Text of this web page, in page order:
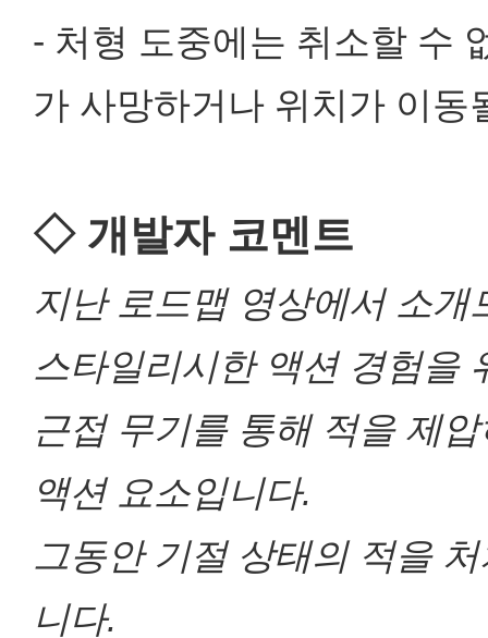
- 처형 도중에는 취소할 수
가 사망하거나 위치가 이동
◇ 개발자 코멘트
지난 로드맵 영상에서 소
스타일리시한 액션 경험을
근접 무기를 통해 적을 제
액션 요소입니다.
그동안 기절 상태의 적을
니다.